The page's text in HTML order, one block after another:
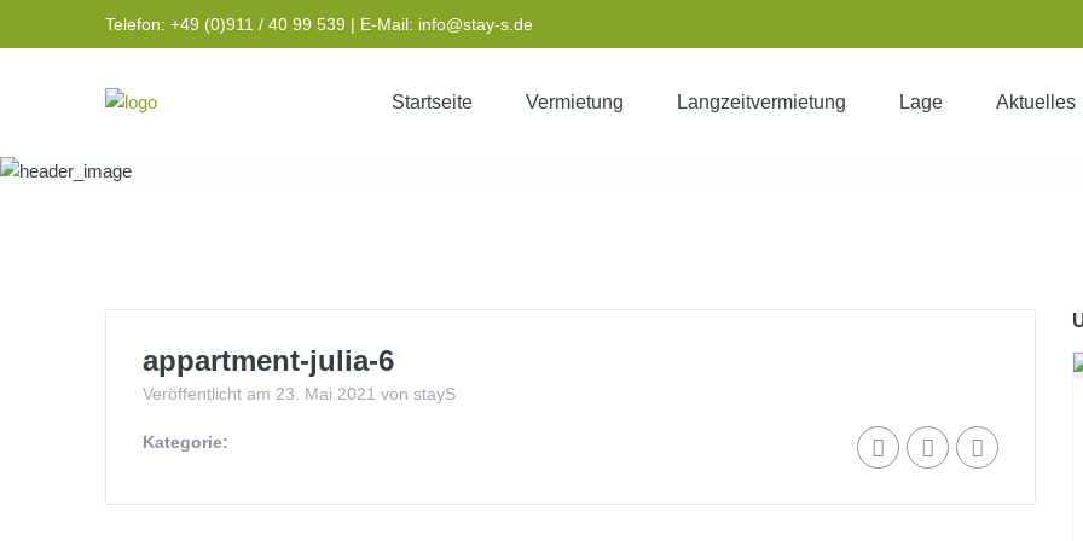
Telefon: +49 (0)911 / 40 99 539 | E-Mail: info@stay-s.de
Startseite Vermietung Langzeitvermietung Lage Aktuelles
appartment-julia-6
Veröffentlicht am 23. Mai 2021 von stayS
Kategorie: